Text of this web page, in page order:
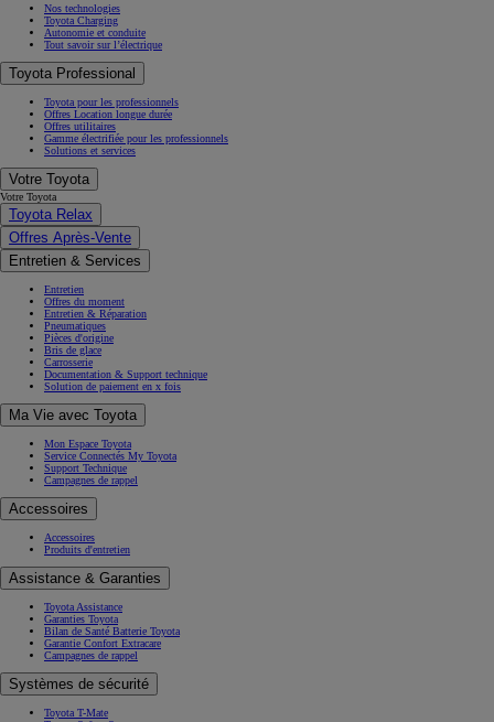
Nos technologies
Toyota Charging
Autonomie et conduite
Tout savoir sur l’électrique
Toyota Professional
Toyota pour les professionnels
Offres Location longue durée
Offres utilitaires
Gamme électrifiée pour les professionnels
Solutions et services
Votre Toyota
Votre Toyota
Toyota Relax
Offres Après-Vente
Entretien & Services
Entretien
Offres du moment
Entretien & Réparation
Pneumatiques
Pièces d'origine
Bris de glace
Carrosserie
Documentation & Support technique
Solution de paiement en x fois
Ma Vie avec Toyota
Mon Espace Toyota
Service Connectés My Toyota
Support Technique
Campagnes de rappel
Accessoires
Accessoires
Produits d'entretien
Assistance & Garanties
Toyota Assistance
Garanties Toyota
Bilan de Santé Batterie Toyota
Garantie Confort Extracare
Campagnes de rappel
Systèmes de sécurité
Toyota T-Mate